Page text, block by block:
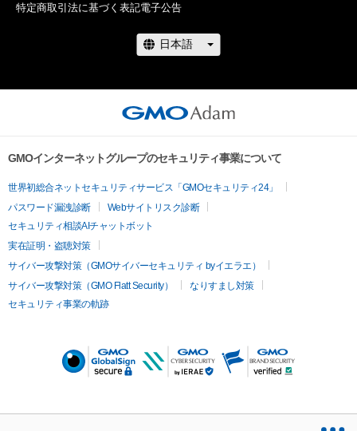
特定商取引法に基づく表記電子公告
GMOインターネットグループのセキュリティ事業について
世界初総合ネットセキュリティサービス「GMOセキュリティ24」
パスワード漏洩診断
Webサイトリスク診断
セキュリティ相談AIチャットボット
実在証明・盗聴対策
サイバー攻撃対策（GMOサイバーセキュリティ byイエラエ）
サイバー攻撃対策（GMO Flatt Security）
なりすまし対策
セキュリティ事業の軌跡